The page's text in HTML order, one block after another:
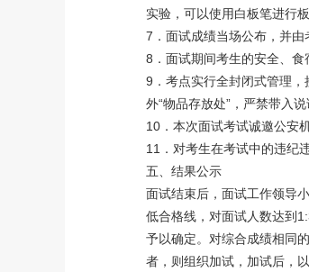
实验，可以使用白板笔进行
7．面试成绩当场公布，并由
8．面试期间考生的安全、食
9．考点实行全封闭式管理
外“物品存放处”，严禁带入
10．本次面试考试诚邀公安
11．对考生在考试中的违纪
五、结果公示
面试结束后，面试工作领导
低合格线，对面试人数达到
予以确定。对综合成绩相同
者，则组织加试，加试后，